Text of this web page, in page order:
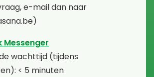
e-mail dan naar
Messenger
wachttijd (tijdens
< 5 minuten